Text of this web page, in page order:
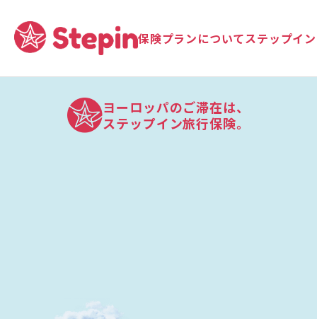
保険プランについてステップイ
ヨーロッパのご滞在は、
ステップイン旅行保険。